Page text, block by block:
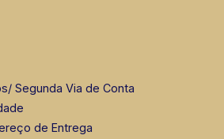
Segunda Via de Conta
de Entrega